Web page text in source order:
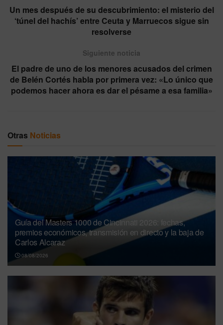
Un mes después de su descubrimiento: el misterio del
‘túnel del hachís’ entre Ceuta y Marruecos sigue sin
resolverse
Siguiente noticia
El padre de uno de los menores acusados del crimen
de Belén Cortés habla por primera vez: «Lo único que
podemos hacer ahora es dar el pésame a esa familia»
Otras Noticias
Guía del Masters 1000 de Cincinnati 2026: fechas,
premios económicos, transmisión en directo y la baja de
Carlos Alcaraz
08/08/2026